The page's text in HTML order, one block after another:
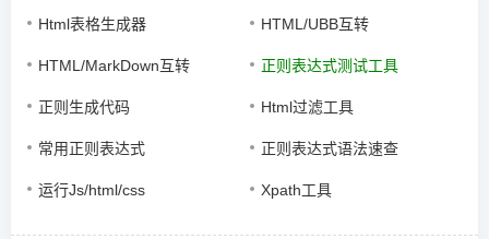
Html表格生成器 HTML/UBB互转
HTML/MarkDown互转 正则表达式测试工具
正则生成代码 Html过滤工具
常用正则表达式 正则表达式语法速查
运行Js/html/css Xpath工具